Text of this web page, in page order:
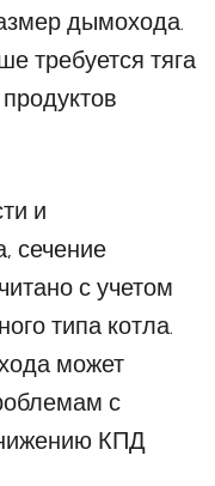
дымохода.
требуется тяга
и
сечение
с учетом
типа котла.
может
с
КПД